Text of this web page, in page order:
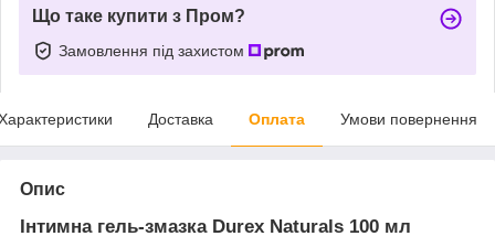
Що таке купити з Пром?
Замовлення під захистом
Доставка Оплата Умови повернення
Опис
Інтимна гель-змазка Durex Naturals 100 мл